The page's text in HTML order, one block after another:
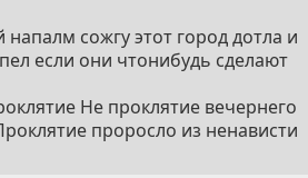
сожгу этот город дотла и
если они чтонибудь сделают
Не проклятие вечернего
проросло из ненависти